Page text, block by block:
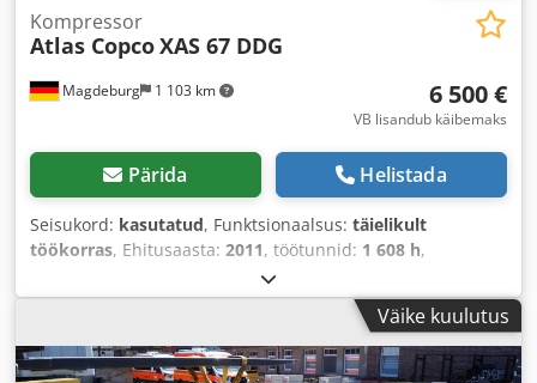
Magdeburg 1 103 km
Kompressor
Atlas CopcoXAS 67 DDG
6 500 €
VB lisandub käibemaks
Pärida Helistada
Seisukord: kasutatud, Funktsionaalsus: täielikult
töökorras, Ehitusaasta: 2011, töötunnid: 1 608 h,
Väike kuulutus